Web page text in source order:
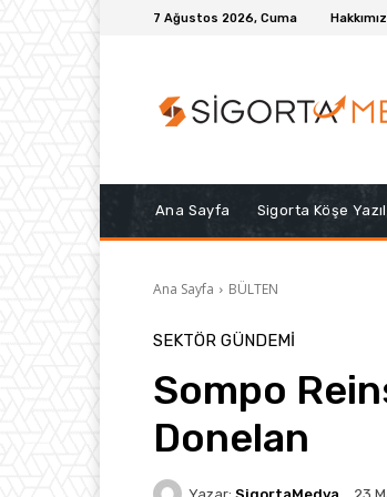
7 Ağustos 2026, Cuma
Ana Sayfa Sigorta Köşe
Ana Sayfa BÜLTEN
SEKTÖR GÜNDEMİ
Sompo
Donelan